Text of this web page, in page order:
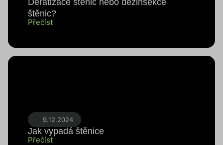
štěnic?
Přečíst
9.12.2024
Jak vypadá štěnice
Přečíst